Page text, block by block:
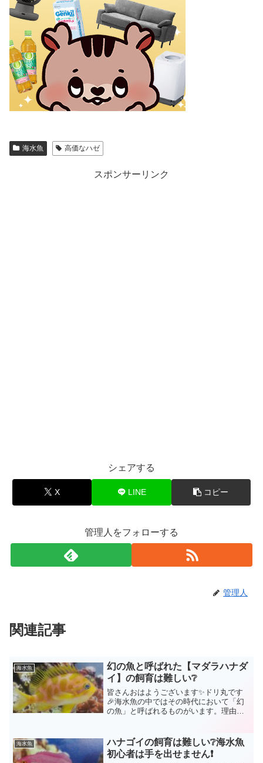
海水魚 高価なハゼ
スポンサーリンク
シェアする
X LINE コピー
管理人をフォローする
管理人
関連記事
海水魚
幻の魚と呼ばれた【マダラハナダ
イ】の飼育は難しい❔
皆さんおはようございます✨ドリ丸です
🎉海水魚の中ではその時代において「幻
の魚」と呼ばれるものがいます。理由と
い・輸送コストがかかる・その地域での
採取が禁止になった202...
海水魚
ハナゴイの飼育は難しい❔海水魚
初心者は手を出せません❗